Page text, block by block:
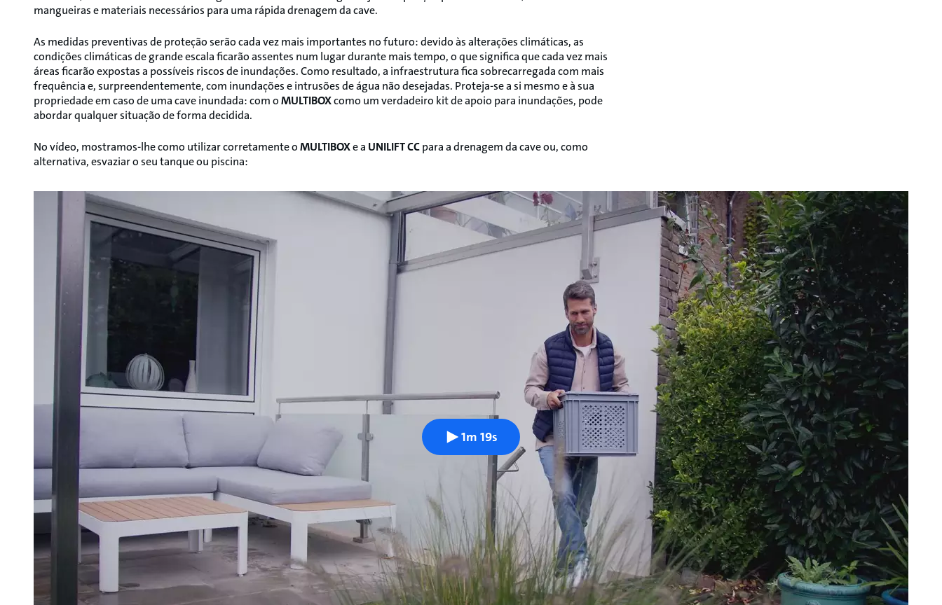
mangueiras e materiais necessários para uma rápida drenagem da cave.
As medidas preventivas de proteção serão cada vez mais importantes no futuro: devido às alterações climáticas, as
condições climáticas de grande escala ficarão assentes num lugar durante mais tempo, o que significa que cada vez mais
áreas ficarão expostas a possíveis riscos de inundações. Como resultado, a infraestrutura fica sobrecarregada com mais
frequência e, surpreendentemente, com inundações e intrusões de água não desejadas. Proteja-se a si mesmo e à sua
propriedade em caso de uma cave inundada: com oMULTIBOXcomo um verdadeiro kit de apoio para inundações, pode
abordar qualquer situação de forma decidida.
No vídeo, mostramos-lhe como utilizar corretamente oMULTIBOXe a UNILIFT CCpara a drenagem da cave ou, como
alternativa, esvaziar o seu tanque ou piscina:
1m 19s